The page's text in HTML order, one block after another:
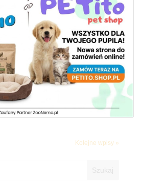
natury! Country Taste
psa w ZooNemo – z
do domu!
gru 19, 2025|Country
prawdziwej wołowiny? Podaruj mu
że kluczem do zdrowia i niespożytej
jest dieta oparta na naturze? W
wiemy, dlatego do naszej oferty
–...
Kolejne wpisy »